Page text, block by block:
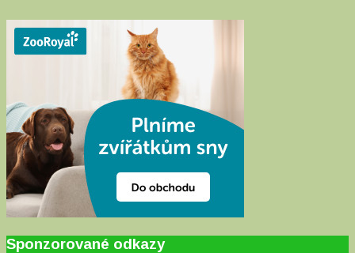
Sponzorované odkazy